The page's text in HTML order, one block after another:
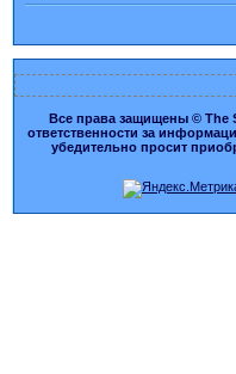
Все права защищены © The
ответственности за
убедительно просит